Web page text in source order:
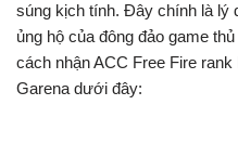
súng kịch tính. Đây chính là lý
ủng hộ của đông đảo game
cách nhận ACC Free Fire
Garena dưới đây: